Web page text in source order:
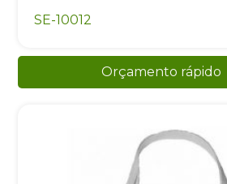
SE-10012
Orçamento rápido